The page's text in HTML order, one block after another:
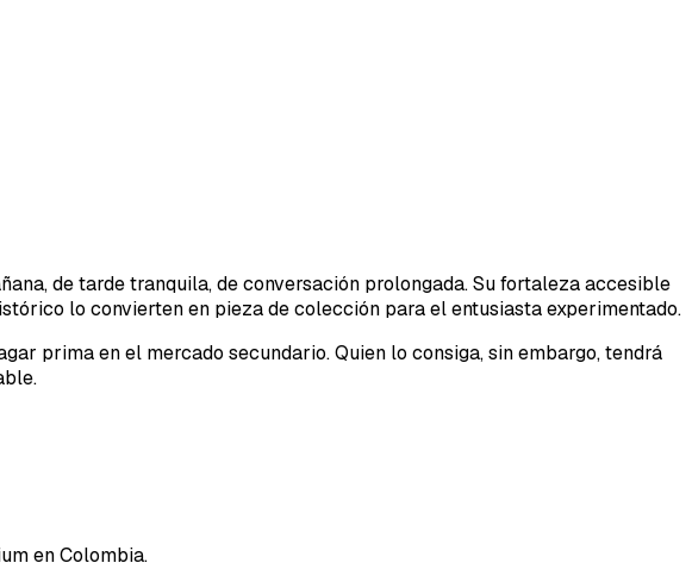
de tarde tranquila, de conversación prolongada. Su fortaleza accesible
lo convierten en pieza de colección para el entusiasta experimentado.
prima en el mercado secundario. Quien lo consiga, sin embargo, tendrá
en Colombia.